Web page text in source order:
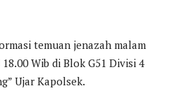
temuan jenazah malam
Wib di Blok G51 Divisi 4
Ujar Kapolsek.